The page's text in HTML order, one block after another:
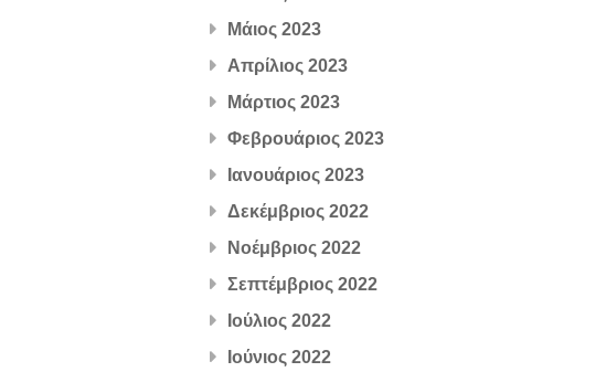
Μάιος 2023
Απρίλιος 2023
Μάρτιος 2023
Φεβρουάριος 2023
Ιανουάριος 2023
Δεκέμβριος 2022
Νοέμβριος 2022
Σεπτέμβριος 2022
Ιούλιος 2022
Ιούνιος 2022